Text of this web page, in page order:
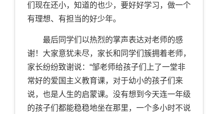
们现在还小，知道的也少，要好好学习，做一个
有理想、有担当的好少年。
最后同学们以热烈的掌声表达对老师的感
谢！大家意犹未尽，家长和同学们簇拥着老师，
家长纷纷致谢说：“邹老师给孩子们上了一堂非
常好的爱国主义教育课，对于幼小的孩子们来
说，也是人生的启蒙课。没有想到今天连一年级
的孩子们都能稳稳地坐在那里，一个多小时不说